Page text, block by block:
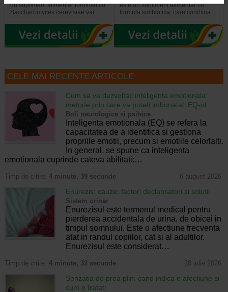
un supliment alimentar formulat cu
Saccharomyces cerevisiae var…
este un supliment alimentar cu
formula simbiotica, care combina…
CELE MAI RECENTE ARTICOLE
Cum sa va dezvoltati inteligenta emotionala:
metode prin care va puteti imbunatati EQ-ul
Boli neurologice si psihice
Inteligenta emotionala (EQ) se refera la
capacitatea de a identifica si gestiona
propriile emotii, precum si emotiile celorlalti.
In general, se spune ca inteligenta
emotionala cuprinde cateva abilitati:…
Timp de citire: 4 minute, 39 secunde 6 august 2026
Enurezis: cauze, factori declansatori si solutii
Sistem urinar
Enurezisul este termenul medical pentru
pierderea accidentala de urina, de obicei in
timpul somnului. Este o afectiune frecventa
atat in randul copiilor, cat si al adultilor.
Enurezisul este considerat…
Timp de citire: 4 minute, 32 secunde 28 iulie 2026
Senzatia de prea plin: cand indica o afectiune si
cum o tratati